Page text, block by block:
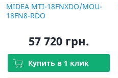
MIDEA MTI-18FNXDO/MOU-
18FN8-RDO
57 720 грн.
Купить в 1 клик